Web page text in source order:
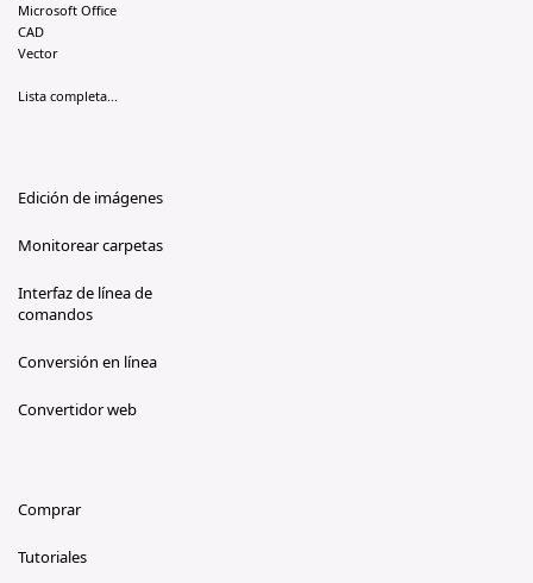
Microsoft Office
CAD
Vector
Lista completa...
Edición de imágenes
Monitorear carpetas
Interfaz de línea de
comandos
Conversión en línea
Convertidor web
Comprar
Tutoriales